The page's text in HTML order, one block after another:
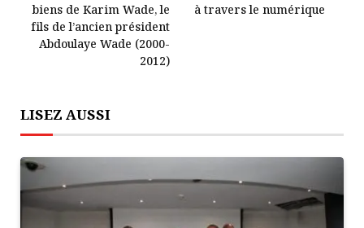
biens de Karim Wade, le
fils de l’ancien président
Abdoulaye Wade (2000-
2012)
à travers le numérique
LISEZ AUSSI